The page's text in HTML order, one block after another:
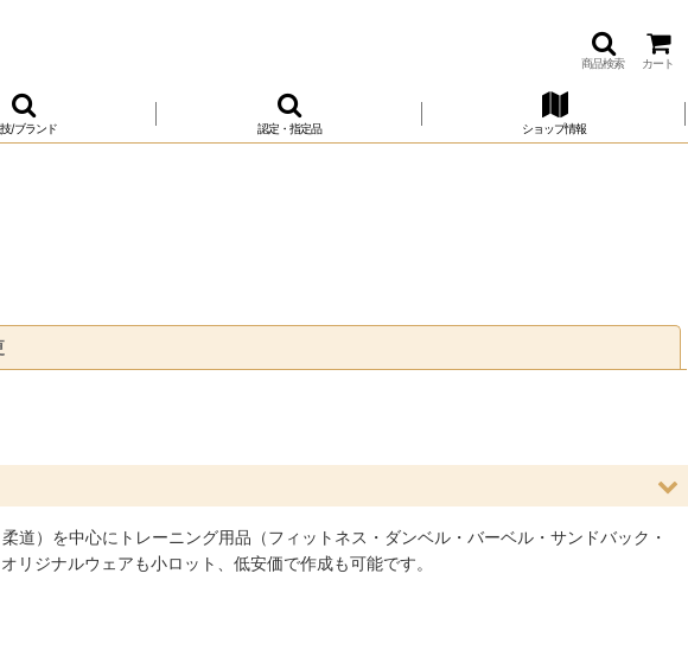
商品検索 カート
/ブランド 認定・指定品 ショップ情報
）を中心にトレーニング用品（フィットネス・ダンベル・バーベル・サンドバック・
ジナルウェアも小ロット、低安価で作成も可能です。